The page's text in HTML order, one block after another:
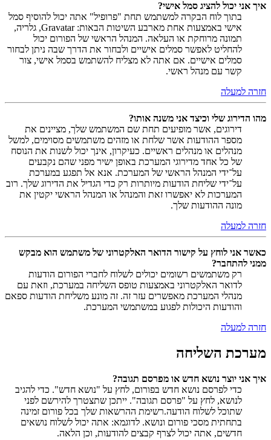
איך אני יכול להציג סמל אישי?
בתוך לוח הבקרה למשתמש תחת "פרופיל" אתה יכול להוסיף סמל
אישי באמצעות אחת מארבע השיטות הבאות: Gravatar, גלריה,
תמונה מרוחקת או העלאה. המנהל הראשי של הפורום יכול
להחליט לאפשר סמלים אישיים ולבחור את הדרך שבה ניתן לבחור
סמלים אישיים. אם אתה לא מצליח להשתמש בסמל אישי, צור
קשר עם מנהל ראשי.
חזרה למעלה
מהו הדירוג שלי וכיצד אני משנה אותו?
דירוגים, אשר מופיעים תחת שם המשתמש שלך, מציינים את
מספר ההודעות אשר שלחת או מזהים משתמשים מסוימים, למשל
מנהלים או מנהלים ראשיים. כעיקרון, אינך יכול לשנות את הנוסח
של כל אחד מדירוגי המערכת באופן ישיר מפני שהם נקבעים
על־ידי המנהל הראשי של המערכת. אנא אל תפגע במערכת
על־ידי שליחת הודעות מיותרות רק כדי הגדיל את הדירוג שלך. רוב
המערכות לא יאפשרו זאת והמנהל או המנהל הראשי יקטין את
מונה ההודעות שלך.
חזרה למעלה
כאשר אני לוחץ על קישור הדואר האלקטרוני של משתמש הוא מבקש
ממני להתחבר?
רק משתמשים רשומים יכולים לשלוח לחברי הפורום הודעות
לדואר האלקטרוני באמצעות טופס השליחה במערכת, וזאת עם
מנהלי המערכת מאפשרים עזר זה. זה מונע משליחת הודעות ספאם
והודעות היכולות לפגוע במשתמשי המערכת.
חזרה למעלה
מערכת השליחה
איך אני יוצר נושא חדש או מפרסם תגובה?
כדי לפרסם נושא חדש בפורום, לחץ על "נושא חדש". כדי להגיב
לנושא, לחץ על "פרסם תגובה". ייתכן שתצטרך להירשם לפני
שתוכל לשלוח הודעה.רשימת ההרשאות שלך בכל פורום זמינה
בתחתית מסכי פורום ונושא. לדוגמא: אתה יכול לשלוח נושאים
חדשים, אתה יכול לצרף קבצים להודעות, וכן הלאה.